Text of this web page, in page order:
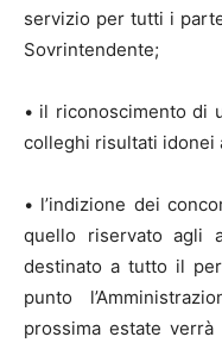
servizio per tutti i
Sovrintendente;
• il riconoscimento di
colleghi risultati idonei
• l’indizione dei
quello riservato agli
destinato a tutto il
punto
prossima estate